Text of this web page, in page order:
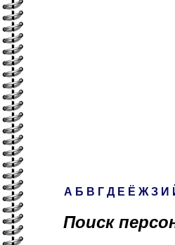
А Б В Г Д Е Ё Ж З И
Поиск